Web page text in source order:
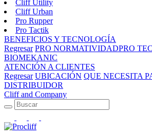
Cliff Utility
Cliff Urban
Pro Rupper
Pro Tactik
BENEFICIOS Y TECNOLOGÍA
Regresar PRO NORMATIVIDADPRO
BIOMEKANIC
ATENCIÓN A CLIENTES
Regresar UBICACIÓN QUE NECESITA
DISTRIBUIDOR
Cliff and Company